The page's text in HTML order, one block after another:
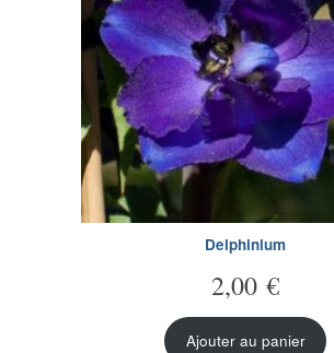
Delphinium
2,00 €
Ajouter au panier